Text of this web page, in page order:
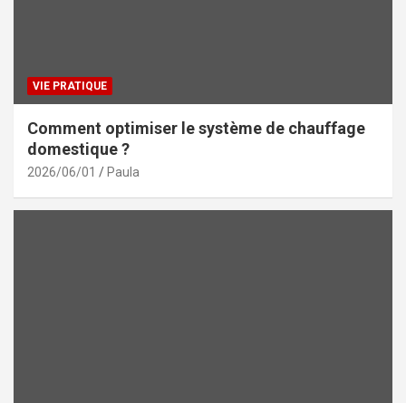
VIE PRATIQUE
Comment optimiser le système de chauffage
domestique ?
2026/06/01 Paula